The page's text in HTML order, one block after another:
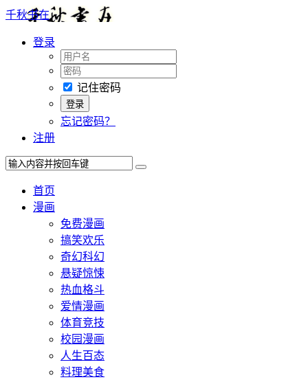
千秋书在
登录
记住密码
忘记密码？
注册
首页
漫画
免费漫画
搞笑欢乐
奇幻科幻
悬疑惊悚
热血格斗
爱情漫画
体育竞技
校园漫画
人生百态
料理美食